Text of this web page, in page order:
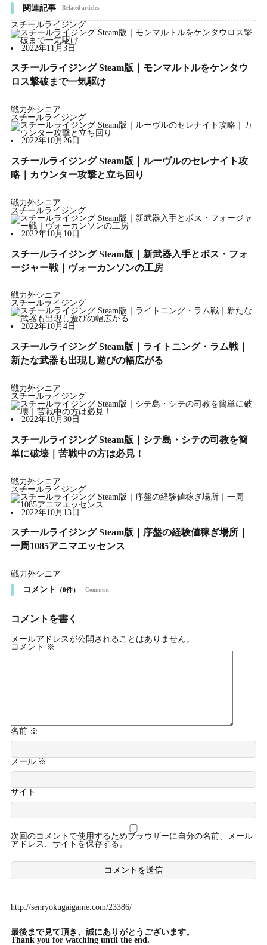
関連記事 Related articles
スチールライジング
2022年11月3日
スチールライジング Steam版｜モンマルトルをケンタウ
ロス撃破まで一気駆け
戦力外シニア
スチールライジング
2022年10月26日
スチールライジング Steam版｜ルーヴルのセレナイト攻
略｜カウンター攻撃と立ち回り
戦力外シニア
スチールライジング
2022年10月10日
スチールライジング Steam版｜新武器入手とボス・フォ
ージャー戦｜ヴォーカンソンの工房
戦力外シニア
スチールライジング
2022年10月4日
スチールライジング Steam版｜ライトニング・ラム戦｜
新たな武器も出現し遊びの幅広がる
戦力外シニア
スチールライジング
2022年10月30日
スチールライジング Steam版｜シテ島・シテの司教を簡
単に破壊｜苦戦中の方は必見！
戦力外シニア
スチールライジング
2022年10月13日
スチールライジング Steam版｜序盤の経験値稼ぎ場所｜
一周1085アニマエッセンス
戦力外シニア
コメント
（0件） Comment
コメントを書く
メールアドレスが公開されることはありません。
コメント ※
名前 ※
メール ※
サイト
次回のコメントで使用するためブラウザーに自分の名前、メール
アドレス、サイトを保存する。
http://senryokugaigame.com/23386/
最後まで見て頂き、誠にありがとうございます。
Thank you for watching until the end.